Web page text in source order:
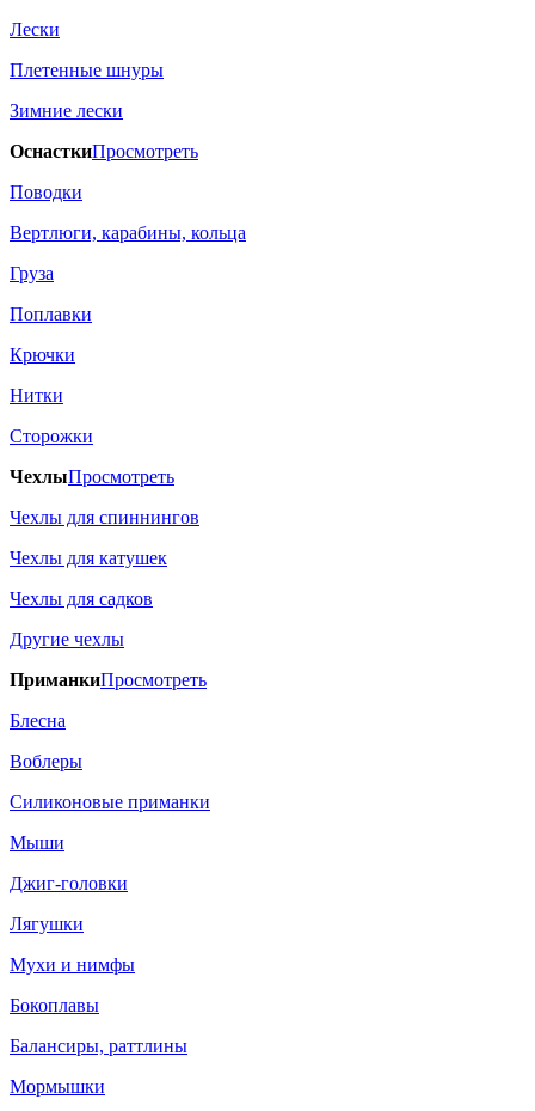
Лески
Плетенные шнуры
Зимние лески
ОснасткиПросмотреть
Поводки
Вертлюги, карабины, кольца
Груза
Поплавки
Крючки
Нитки
Сторожки
ЧехлыПросмотреть
Чехлы для спиннингов
Чехлы для катушек
Чехлы для садков
Другие чехлы
ПриманкиПросмотреть
Блесна
Воблеры
Силиконовые приманки
Мыши
Джиг-головки
Лягушки
Мухи и нимфы
Бокоплавы
Балансиры, раттлины
Мормышки